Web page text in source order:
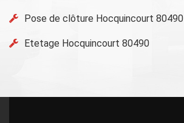
Pose de clôture Hocquincourt 80490
Etetage Hocquincourt 80490